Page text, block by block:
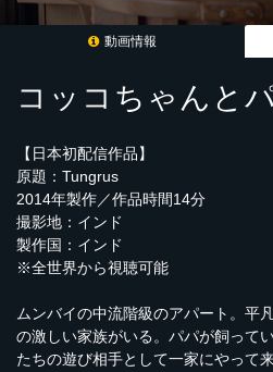
動画情報
コッコちゃんと
【日本初配信作品】
原題：Tungrus
2014年製作／作品時間14分
撮影地：インド
製作国：インド
※全世界から視聴可能
ムンバイの中流階級のアパート。平
の激しい家族がいる。パパが飼って
たちの遊び相手として一家にやって